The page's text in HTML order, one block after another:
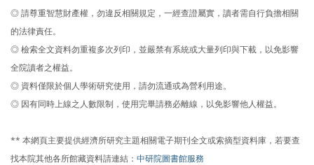
◎ 請尊重智慧財產權，勿違反相關規定，一經查證屬實，讀者需自行負擔相關
的法律責任。
◎ 檢索全文資料勿重複多次列印，並嚴禁有系統或大量列印與下載，以免影響
全院讀者之權益。
◎ 資料僅限於個人學術研究使用，請勿流通或為營利用途。
◎ 因有同時上線之人數限制，使用完畢請務必離線，以免影響他人權益。
** 本網頁主要提供經濟所研究主題相關電子期刊全文或索摘型資料庫，若要查
找本院其他各所館藏資料請連結： 中研院圖書館服務